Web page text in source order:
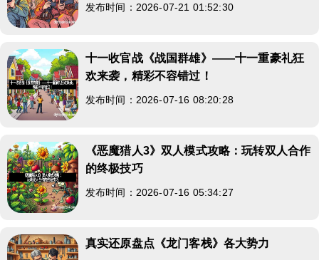
发布时间：2026-07-21 01:52:30
十一收官战《战国群雄》——十一重豪礼狂
欢来袭，精彩不容错过！
发布时间：2026-07-16 08:20:28
《恶魔猎人3》双人模式攻略：玩转双人合作
的终极技巧
发布时间：2026-07-16 05:34:27
真实还原盘点《龙门客栈》各大势力